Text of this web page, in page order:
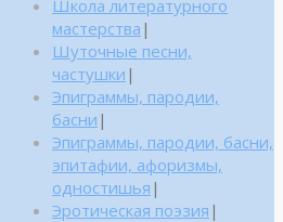
Школа литературного
мастерства |
Шуточные песни,
частушки |
Эпиграммы, пародии,
басни |
Эпиграммы, пародии, басни,
эпитафии, афоризмы,
одностишья |
Эротическая поэзия |